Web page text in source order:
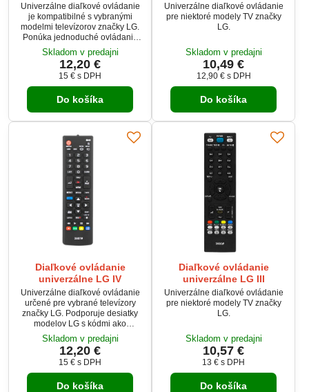
Univerzálne diaľkové ovládanie
je kompatibilné s vybranými
modelmi televízorov značky LG.
Ponúka jednoduché ovládanie
základných aj pokročilých funkcií
bez nutnosti nastavovania.
Ideálne ako náhrada za pôvodné
ovládanie. Napájanie je riešené
dvoma batériami typu AAA (nie
sú súčasťou balenia).
Skladom v predajni
12,20 €
15 € s DPH
Do košíka
Univerzálne diaľkové ovládanie
pre niektoré modely TV značky
LG.
Skladom v predajni
10,49 €
12,90 € s DPH
Do košíka
Diaľkové ovládanie
univerzálne LG IV
Univerzálne diaľkové ovládanie
určené pre vybrané televízory
značky LG. Podporuje desiatky
modelov LG s kódmi ako
AKB72915210, MKJ39170804,
6710V00008B a mnoho ďalších.
Ovládač nevyžaduje žiadne
nastavovanie – stačí vložiť
batérie a používať. Ideálna
náhrada za originálne diaľkové
Skladom v predajni
12,20 €
15 € s DPH
Do košíka
Diaľkové ovládanie
univerzálne LG III
Univerzálne diaľkové ovládanie
pre niektoré modely TV značky
LG.
Skladom v predajni
10,57 €
13 € s DPH
Do košíka